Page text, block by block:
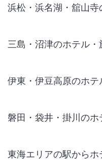
浜松・浜名湖・舘山
三島・沼津のホテル
伊東・伊豆高原のホ
磐田・袋井・掛川の
東海エリアの駅から